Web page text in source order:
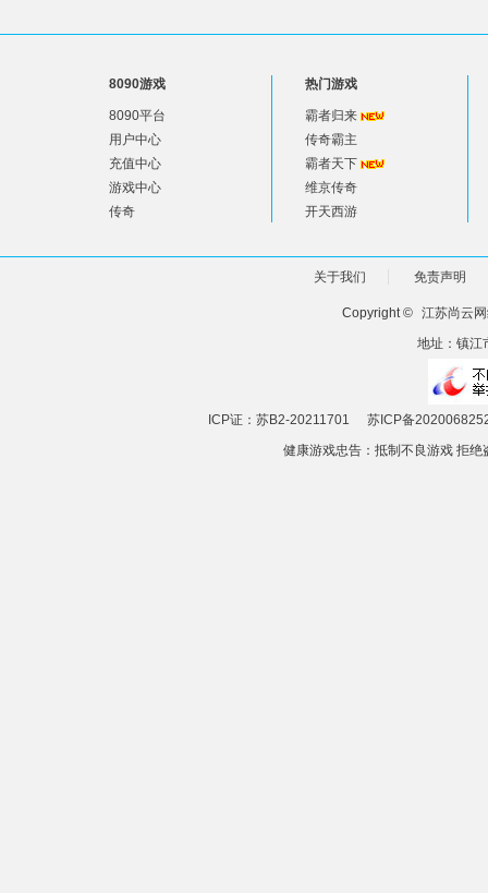
8090游戏
8090平台
用户中心
充值中心
游戏中心
传奇
热门游戏
霸者归来
传奇霸主
霸者天下
维京传奇
开天西游
关于我们 免责声明
Copyright © 江苏尚云
地址：镇江
ICP证：苏B2-20211701
苏ICP备
健康游戏忠告：抵制不良游戏 拒